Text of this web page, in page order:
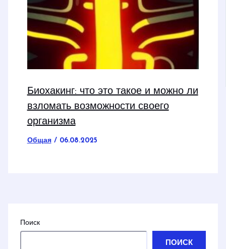
Биохакинг: что это такое и можно ли
взломать возможности своего
организма
Общая/ 06.08.2025
Поиск
ПОИСК